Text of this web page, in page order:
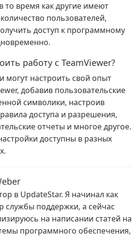
то время как другие имеют
пользователей,
доступ к программному
работу с TeamViewer?
могут настроить свой опыт
добавив пользовательские
символики, настроив
доступа и разрешения,
отчеты и многое другое.
доступны в разных
в UpdateStar. Я начинал как
службы поддержки, а сейчас
на написании статей на
программного обеспечения,